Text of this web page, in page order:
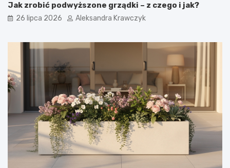
Jak zrobić podwyższone grządki – z czego i jak?
26 lipca 2026 Aleksandra Krawczyk